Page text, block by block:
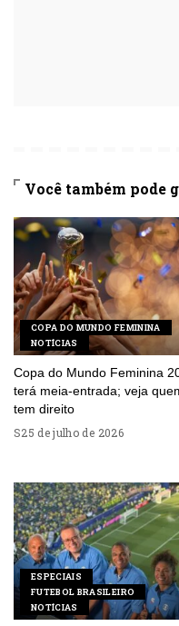
Você também pode
COPA DO MUNDO FEMININA
NOTÍCIAS
Copa do Mundo Feminina
terá meia-entrada; veja
tem direito
25 de julho de 2026
ESPECIAIS
FUTEBOL BRASILEIRO
NOTÍCIAS